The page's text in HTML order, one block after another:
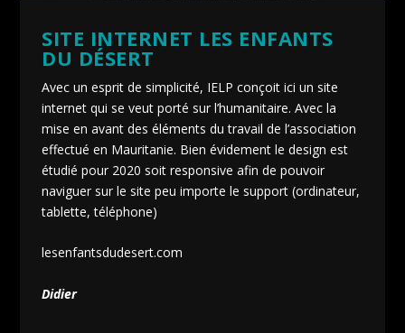
SITE INTERNET LES ENFANTS
DU DÉSERT
Avec un esprit de simplicité, IELP conçoit ici un site
internet qui se veut porté sur l’humanitaire. Avec la
mise en avant des éléments du travail de l’association
effectué en Mauritanie. Bien évidement le design est
étudié pour 2020 soit responsive afin de pouvoir
naviguer sur le site peu importe le support (ordinateur,
tablette, téléphone)
lesenfantsdudesert.com
Didier